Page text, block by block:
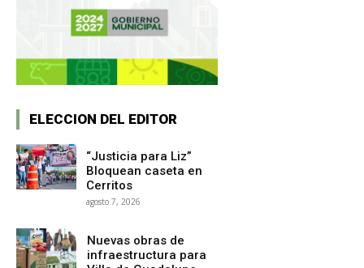
ELECCION DEL EDITOR
“Justicia para Liz”
Bloquean caseta en
Cerritos
agosto 7, 2026
Nuevas obras de
infraestructura para